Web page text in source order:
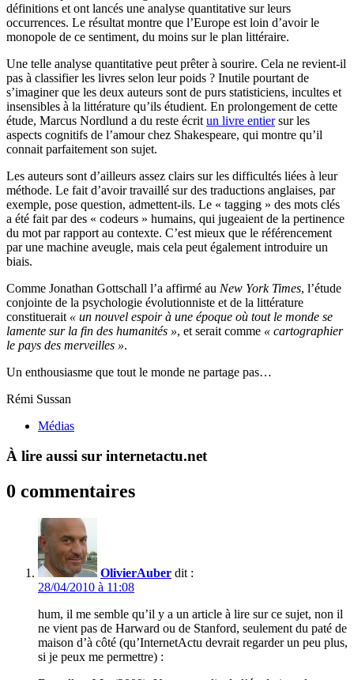
définitions et ont lancés une analyse quantitative sur leurs
occurrences. Le résultat montre que l’Europe est loin d’avoir le
monopole de ce sentiment, du moins sur le plan littéraire.
Une telle analyse quantitative peut prêter à sourire. Cela ne revient-il
pas à classifier les livres selon leur poids ? Inutile pourtant de
s’imaginer que les deux auteurs sont de purs statisticiens, incultes et
insensibles à la littérature qu’ils étudient. En prolongement de cette
étude, Marcus Nordlund a du reste écrit un livre entiersur les
aspects cognitifs de l’amour chez Shakespeare, qui montre qu’il
connait parfaitement son sujet.
Les auteurs sont d’ailleurs assez clairs sur les difficultés liées à leur
méthode. Le fait d’avoir travaillé sur des traductions anglaises, par
exemple, pose question, admettent-ils. Le « tagging » des mots clés
a été fait par des « codeurs » humains, qui jugeaient de la pertinence
du mot par rapport au contexte. C’est mieux que le référencement
par une machine aveugle, mais cela peut également introduire un
biais.
Comme Jonathan Gottschall l’a affirmé au New York Times, l’étude
conjointe de la psychologie évolutionniste et de la littérature
constituerait « un nouvel espoir à une époque où tout le monde se
lamente sur la fin des humanités », et serait comme « cartographier
le pays des merveilles ».
Un enthousiasme que tout le monde ne partage pas…
Rémi Sussan
Médias
À lire aussi sur internetactu.net
0 commentaires
OlivierAuber dit :
28/04/2010 à 11:08
hum, il me semble qu’il y a un article à lire sur ce sujet, non il
ne vient pas de Harward ou de Stanford, seulement du paté de
maison d’à côté (qu’InternetActu devrait regarder un peu plus,
si je peux me permettre) :